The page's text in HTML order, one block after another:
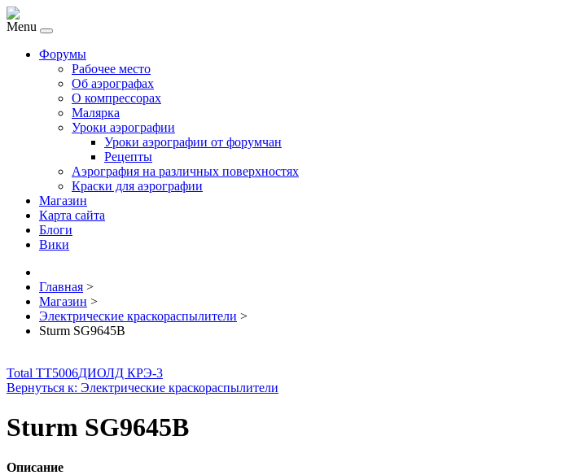
Menu
Форумы
Рабочее место
Об аэрографах
О компрессорах
Малярка
Уроки аэрографии
Уроки аэрографии от форумчан
Рецепты
Аэрография на различных поверхностях
Краски для аэрографии
Магазин
Карта сайта
Блоги
Вики
Главная >
Магазин >
Электрические краскораспылители >
Sturm SG9645B
Total TT5006ДИОЛД КРЭ-3
Вернуться к: Электрические краскораспылители
Sturm SG9645B
Описание